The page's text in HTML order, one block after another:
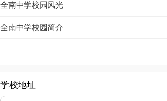
全南中学校园风光
全南中学校园简介
学校地址